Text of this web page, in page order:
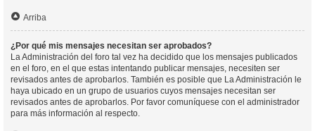
Arriba
¿Por qué mis mensajes necesitan ser aprobados?
La Administración del foro tal vez ha decidido que los mensajes publicados
en el foro, en el que estas intentando publicar mensajes, necesiten ser
revisados antes de aprobarlos. También es posible que La Administración le
haya ubicado en un grupo de usuarios cuyos mensajes necesitan ser
revisados antes de aprobarlos. Por favor comuníquese con el administrador
para más información al respecto.